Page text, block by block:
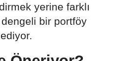
yerine farklı
bir portföy